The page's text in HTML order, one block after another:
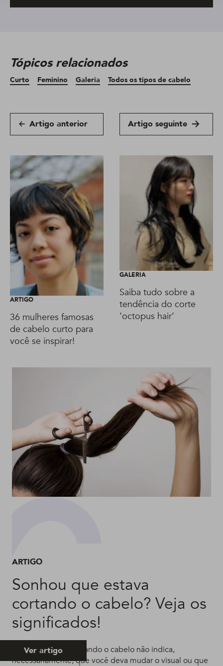
Tópicos relacionados
Curto Feminino Galeria Todos os tipos de cabelo
Artigo anterior Artigo seguinte
ARTIGO
36 mulheres famosas
de cabelo curto para
você se inspirar!
GALERIA
Saiba tudo sobre a
tendência do corte
‘octopus hair’
ARTIGO
Sonhou que estava
cortando o cabelo? Veja os
significados!
Sonhar que está cortando o cabelo não indica,
necessariamente, que você deva mudar o visual ou que
Ver artigo